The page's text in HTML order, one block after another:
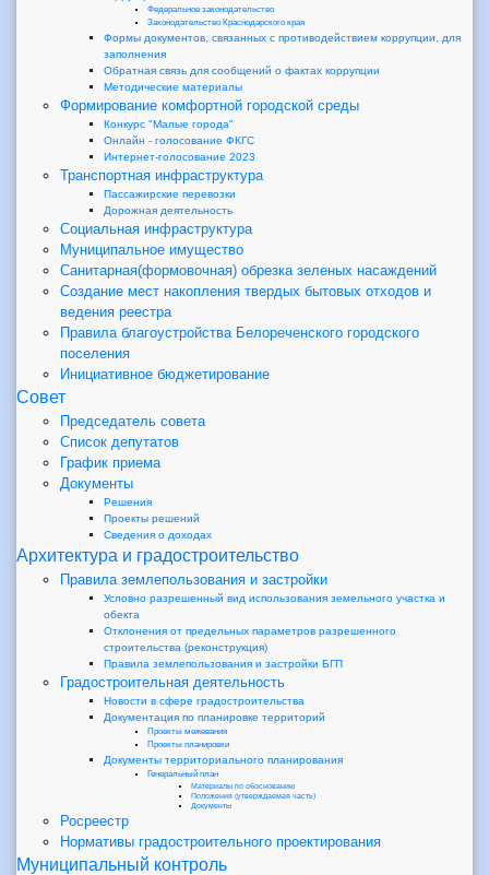
Федеральное законодательство
Законодательство Краснодарского края
Формы документов, связанных с противодействием коррупции, для
заполнения
Обратная связь для сообщений о фактах коррупции
Методические материалы
Формирование комфортной городской среды
Конкурс "Малые города"
Онлайн - голосование ФКГС
Интернет-голосование 2023
Транспортная инфраструктура
Пассажирские перевозки
Дорожная деятельность
Социальная инфраструктура
Муниципальное имущество
Санитарная(формовочная) обрезка зеленых насаждений
Создание мест накопления твердых бытовых отходов и
ведения реестра
Правила благоустройства Белореченского городского
поселения
Инициативное бюджетирование
Совет
Председатель совета
Список депутатов
График приема
Документы
Решения
Проекты решений
Сведения о доходах
Архитектура и градостроительство
Правила землепользования и застройки
Условно разрешенный вид использования земельного участка и
обекта
Отклонения от предельных параметров разрешенного
строительства (реконструкция)
Правила землепользования и застройки БГП
Градостроительная деятельность
Новости в сфере градостроительства
Документация по планировке территорий
Проекты межевания
Проекты планировки
Документы территориального планирования
Генеральный план
Материалы по обоснованию
Положения (утверждаемая часть)
Документы
Росреестр
Нормативы градостроительного проектирования
Муниципальный контроль